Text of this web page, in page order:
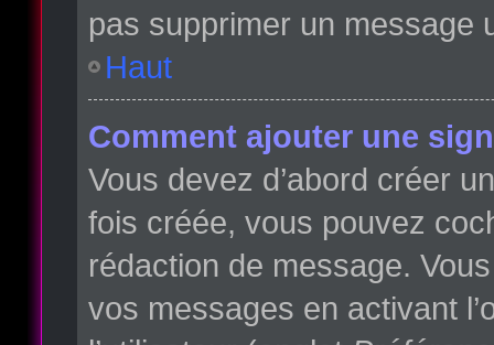
pas supprimer un message
Haut
Comment ajouter une
Vous devez d’abord créer
fois créée, vous pouvez
rédaction de message.
vos messages en activant